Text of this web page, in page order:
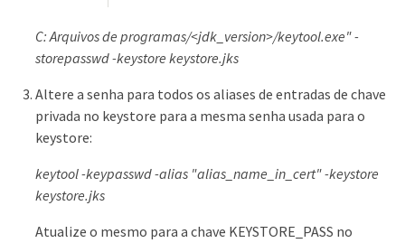
C: Arquivos de programas/<jdk_version>/keytool.exe" -
storepasswd -keystore keystore.jks
Altere a senha para todos os aliases de entradas de chave
privada no keystore para a mesma senha usada para o
keystore:
keytool -keypasswd -alias "alias_name_in_cert" -keystore
keystore.jks
Atualize o mesmo para a chave KEYSTORE_PASS no